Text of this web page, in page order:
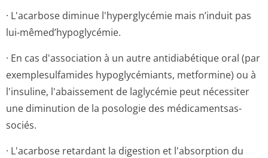
· L'acarbose diminue l'hyperglycémie mais n’induit pas
lui-mêmed’hypoglycémie.
· En cas d'association à un autre antidiabétique oral (par
exemplesulfamides hypoglycémiants, metformine) ou à
l'insuline, l'abaissement de laglycémie peut nécessiter
une diminution de la posologie des médicamentsas­
sociés.
· L'acarbose retardant la digestion et l'absorption du